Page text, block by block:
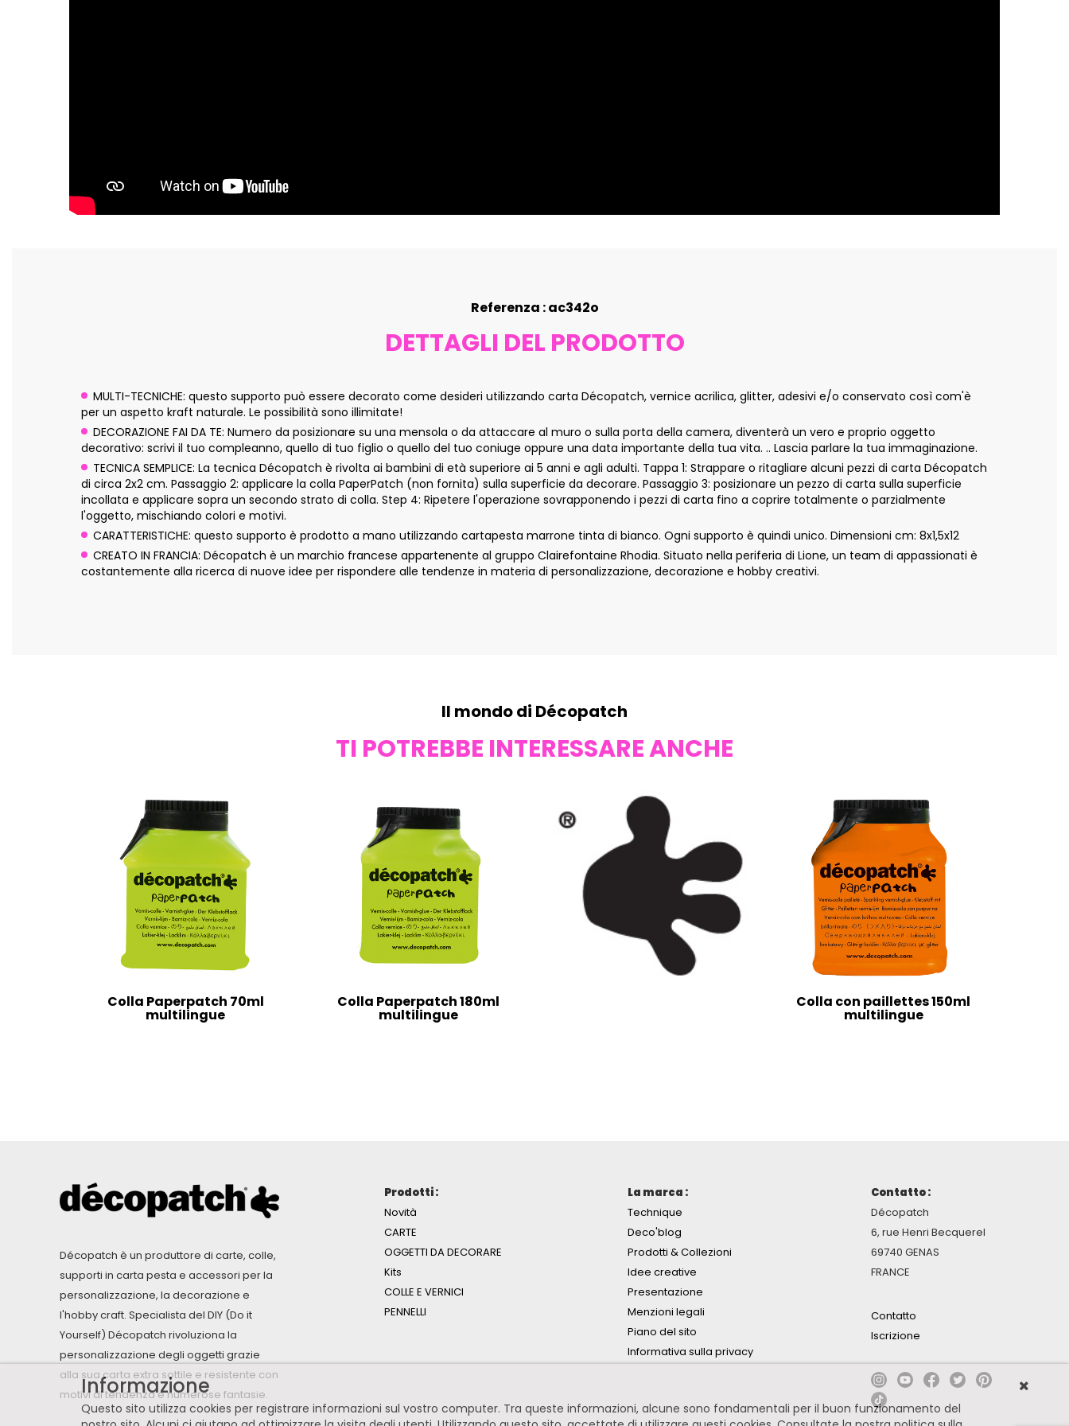
Referenza : ac342o
DETTAGLI DEL PRODOTTO
MULTI-TECNICHE: questo supporto può essere decorato come desideri utilizzando carta Décopatch, vernice acrilica, glitter, adesivi e/o conservato così com'è
per un aspetto kraft naturale. Le possibilità sono illimitate!
DECORAZIONE FAI DA TE: Numero da posizionare su una mensola o da attaccare al muro o sulla porta della camera, diventerà un vero e proprio oggetto
decorativo: scrivi il tuo compleanno, quello di tuo figlio o quello del tuo coniuge oppure una data importante della tua vita. .. Lascia parlare la tua immaginazione.
TECNICA SEMPLICE: La tecnica Décopatch è rivolta ai bambini di età superiore ai 5 anni e agli adulti. Tappa 1: Strappare o ritagliare alcuni pezzi di carta Décopatch
di circa 2x2 cm. Passaggio 2: applicare la colla PaperPatch (non fornita) sulla superficie da decorare. Passaggio 3: posizionare un pezzo di carta sulla superficie
incollata e applicare sopra un secondo strato di colla. Step 4: Ripetere l'operazione sovrapponendo i pezzi di carta fino a coprire totalmente o parzialmente
l'oggetto, mischiando colori e motivi.
CARATTERISTICHE: questo supporto è prodotto a mano utilizzando cartapesta marrone tinta di bianco. Ogni supporto è quindi unico. Dimensioni cm: 8x1,5x12
CREATO IN FRANCIA: Décopatch è un marchio francese appartenente al gruppo Clairefontaine Rhodia. Situato nella periferia di Lione, un team di appassionati è
costantemente alla ricerca di nuove idee per rispondere alle tendenze in materia di personalizzazione, decorazione e hobby creativi.
Il mondo di Décopatch
TI POTREBBE INTERESSARE ANCHE
Colla Paperpatch 70ml
multilingue
Colla Paperpatch 180ml
multilingue
Colla con paillettes 150ml
multilingue
Décopatch è un produttore di carte, colle,
supporti in carta pesta e accessori per la
personalizzazione, la decorazione e
l'hobby craft. Specialista del DIY (Do it
Yourself) Décopatch rivoluziona la
personalizzazione degli oggetti grazie
alla sua carta extra sottile e resistente con
motivi di tendenza e numerose fantasie.
Prodotti :
Novità
CARTE
OGGETTI DA DECORARE
Kits
COLLE E VERNICI
PENNELLI
La marca :
Technique
Deco'blog
Prodotti & Collezioni
Idee creative
Presentazione
Menzioni legali
Piano del sito
Informativa sulla privacy
Contatto :
Décopatch
6, rue Henri Becquerel
69740 GENAS
FRANCE
Contatto
Iscrizione
Informazione
Questo sito utilizza cookies per registrare informazioni sul vostro computer. Tra queste informazioni, alcune sono fondamentali per il buon funzionamento del